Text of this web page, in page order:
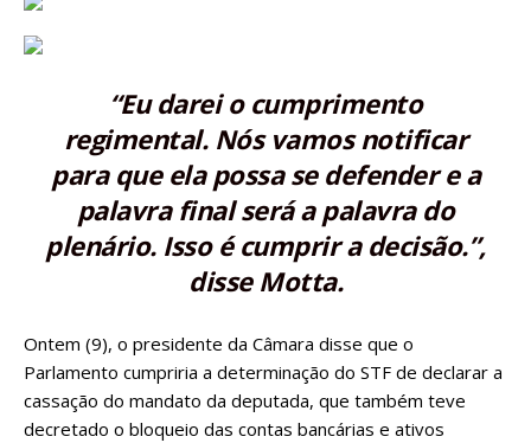
“Eu darei o cumprimento
regimental. Nós vamos notificar
para que ela possa se defender e a
palavra final será a palavra do
plenário. Isso é cumprir a decisão.”,
disse Motta.
Ontem (9), o presidente da Câmara disse que o
Parlamento cumpriria a determinação do STF de declarar a
cassação do mandato da deputada, que também teve
decretado o bloqueio das contas bancárias e ativos